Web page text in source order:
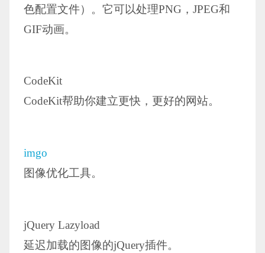
色配置文件）。它可以处理PNG，JPEG和
GIF动画。
CodeKit
CodeKit帮助你建立更快，更好的网站。
imgo
图像优化工具。
jQuery Lazyload
延迟加载的图像的jQuery插件。